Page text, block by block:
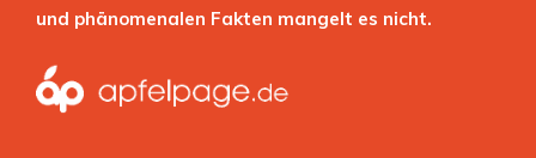
und phänomenalen Fakten mangelt es nicht.